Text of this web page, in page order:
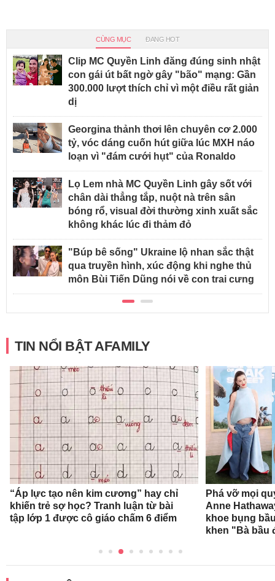
CÙNG MỤC ĐANG HOT
Clip MC Quyền Linh đăng đúng sinh nhật
con gái út bất ngờ gây "bão" mạng: Gần
300.000 lượt thích chỉ vì một điều rất giản
dị
Georgina thảnh thơi lên chuyên cơ 2.000
tỷ, vóc dáng cuốn hút giữa lúc MXH náo
loạn vì "đám cưới hụt" của Ronaldo
Lọ Lem nhà MC Quyền Linh gây sốt với
chân dài thẳng tắp, nuột nà trên sân
bóng rổ, visual đời thường xinh xuất sắc
không khác lúc đi thảm đỏ
"Búp bê sống" Ukraine lộ nhan sắc thật
qua truyền hình, xúc động khi nghe thủ
môn Bùi Tiến Dũng nói về con trai cưng
TIN NỔI BẬT AFAMILY
“Áp lực tạo nên kim cương” hay chỉ
khiến trẻ sợ học? Tranh luận từ bài
tập lớp 1 được cô giáo chấm 6 điểm
Phá vỡ mọi
Anne
khoe bụng
khen "Bà bầu